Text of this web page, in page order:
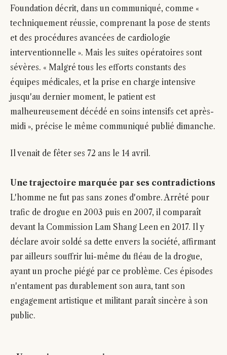
Foundation décrit, dans un communiqué, comme «
techniquement réussie, comprenant la pose de stents
et des procédures avancées de cardiologie
interventionnelle ». Mais les suites opératoires sont
sévères. « Malgré tous les efforts constants des
équipes médicales, et la prise en charge intensive
jusqu'au dernier moment, le patient est
malheureusement décédé en soins intensifs cet après-
midi », précise le même communiqué publié dimanche.
Il venait de fêter ses 72 ans le 14 avril.
Une trajectoire marquée par ses contradictions
L'homme ne fut pas sans zones d'ombre. Arrêté pour
trafic de drogue en 2003 puis en 2007, il comparaît
devant la Commission Lam Shang Leen en 2017. Il y
déclare avoir soldé sa dette envers la société, affirmant
par ailleurs souffrir lui-même du fléau de la drogue,
ayant un proche piégé par ce problème. Ces épisodes
n'entament pas durablement son aura, tant son
engagement artistique et militant paraît sincère à son
public.